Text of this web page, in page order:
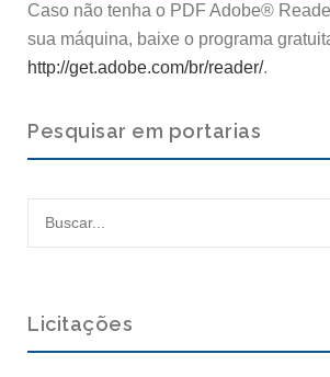
Caso não tenha o PDF Adobe®
sua máquina, baixe o programa
http://get.adobe.com/br/reader/.
Pesquisar em portarias
Licitações